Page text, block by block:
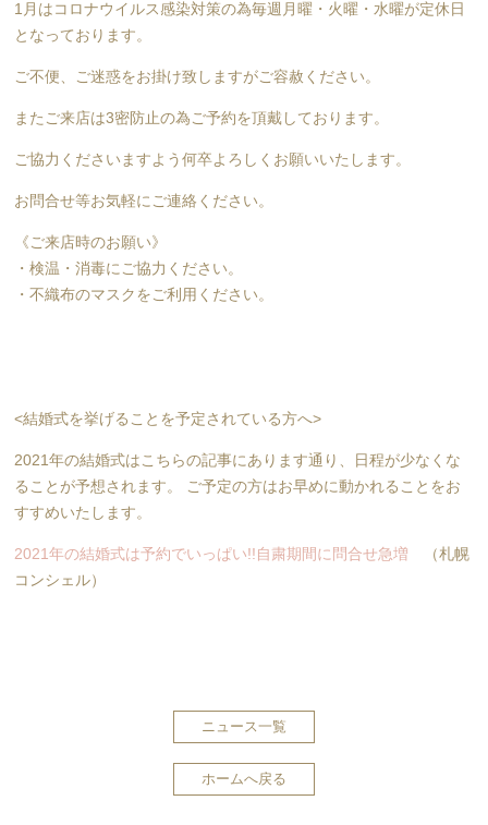
1月はコロナウイルス感染対策の為毎週月曜・火曜・水曜が定休日
となっております。
ご不便、ご迷惑をお掛け致しますがご容赦ください。
またご来店は3密防止の為ご予約を頂戴しております。
ご協力くださいますよう何卒よろしくお願いいたします。
お問合せ等お気軽にご連絡ください。
《ご来店時のお願い》
・検温・消毒にご協力ください。
・不織布のマスクをご利用ください。
<結婚式を挙げることを予定されている方へ>
2021年の結婚式はこちらの記事にあります通り、日程が少なくな
ることが予想されます。 ご予定の方はお早めに動かれることをお
すすめいたします。
2021年の結婚式は予約でいっぱい!!自粛期間に問合せ急増
（札幌
コンシェル）
ニュース一覧
ホームへ戻る